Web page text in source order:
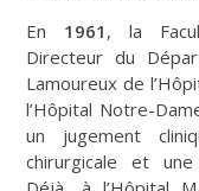
En 1961 , la
Directeur du
Lamoureux de
l’Hôpital Notre-
un jugement
chirurgicale et une